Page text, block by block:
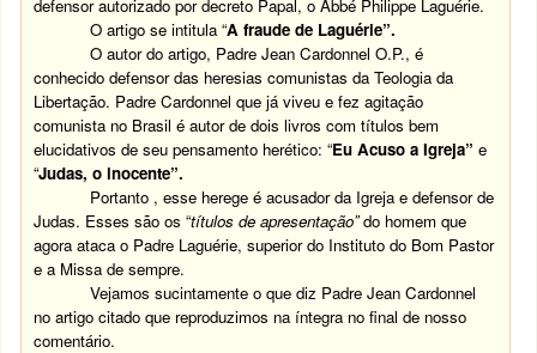
defensor autorizado por decreto Papal, o Abbé Philippe Laguérie.
O artigo se intitula “A fraude de Laguérie”.
O autor do artigo, Padre Jean Cardonnel O.P., é
conhecido defensor das heresias comunistas da Teologia da
Libertação. Padre Cardonnel que já viveu e fez agitação
comunista no Brasil é autor de dois livros com títulos bem
elucidativos de seu pensamento herético: “Eu Acuso a Igreja”e
“Judas, o inocente”.
Portanto , esse herege é acusador da Igreja e defensor de
Judas. Esses são os “títulos de apresentação”do homem que
agora ataca o Padre Laguérie, superior do Instituto do Bom Pastor
e a Missa de sempre.
Vejamos sucintamente o que diz Padre Jean Cardonnel
no artigo citado que reproduzimos na íntegra no final de nosso
comentário.